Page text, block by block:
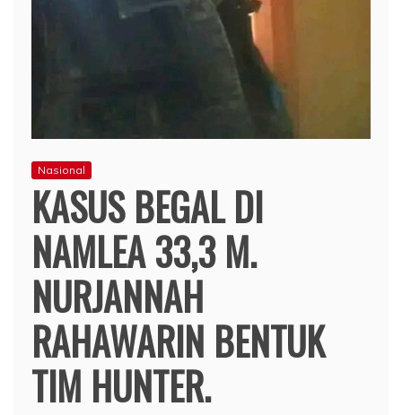
Nasional
KASUS BEGAL DI
NAMLEA 33,3 M.
NURJANNAH
RAHAWARIN BENTUK
TIM HUNTER.